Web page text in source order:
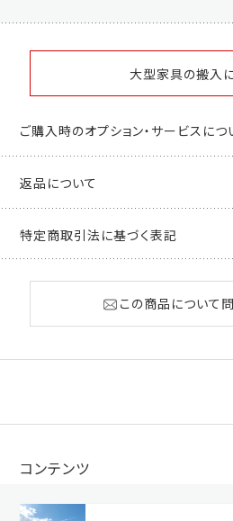
大型家具の搬入
ご購入時のオプション・サービスにつ
返品について
特定商取引法に基づく表記
この商品について
コンテンツ